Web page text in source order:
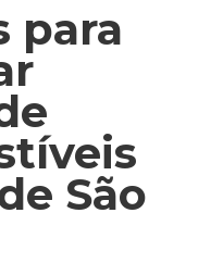
para
São